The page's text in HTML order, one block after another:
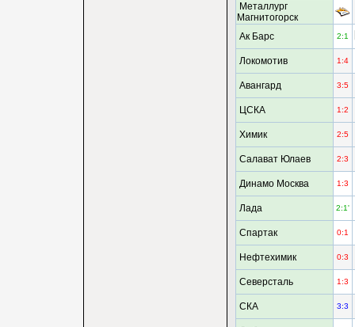
Металлург
Магнитогорск
Ак Барс
2:1
Локомотив 1:4
Авангард 3:5
ЦСКА 1:2
Химик 2:5
Салават Юлаев 2:3
Динамо Москва 1:3
Лада 2:1'
Спартак 0:1
Нефтехимик 0:3
Северсталь 1:3
СКА 3:3